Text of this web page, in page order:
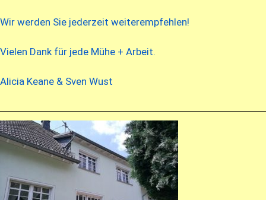
Wir werden Sie jederzeit weiterempfehlen!
Vielen Dank für jede Mühe + Arbeit.
Alicia Keane & Sven Wust